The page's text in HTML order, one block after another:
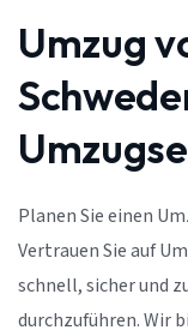
Umzug
Planen Sie einen
Vertrauen Sie auf
schnell, sicher und
durchzuführen. Wir